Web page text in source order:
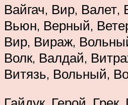
Вайгач, Вир, Валет,
Вьюн, Верный,
Вир, Вираж,
Волк, Валдай,
Витязь, Вольный,